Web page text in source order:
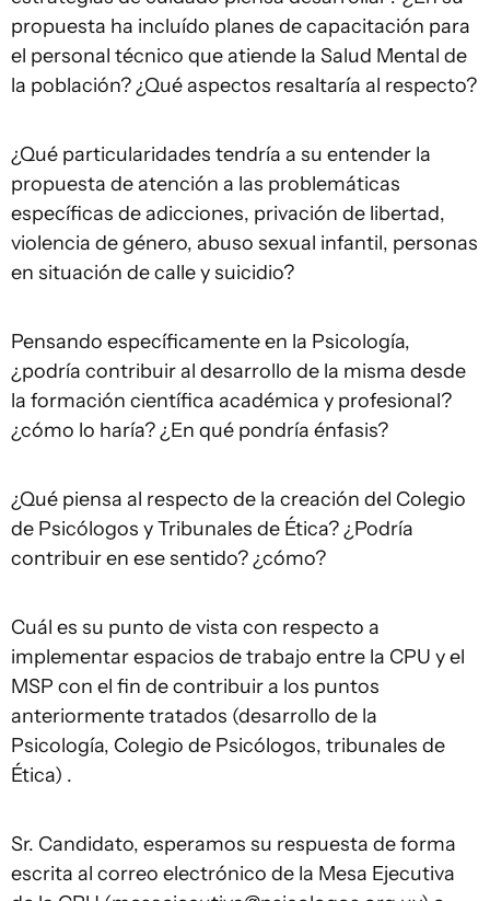
propuesta ha incluído planes de capacitación para
el personal técnico que atiende la Salud Mental de
la población? ¿Qué aspectos resaltaría al respecto?
¿Qué particularidades tendría a su entender la
propuesta de atención a las problemáticas
específicas de adicciones, privación de libertad,
violencia de género, abuso sexual infantil, personas
en situación de calle y suicidio?
Pensando específicamente en la Psicología,
¿podría contribuir al desarrollo de la misma desde
la formación científica académica y profesional?
¿cómo lo haría? ¿En qué pondría énfasis?
¿Qué piensa al respecto de la creación del Colegio
de Psicólogos y Tribunales de Ética? ¿Podría
contribuir en ese sentido? ¿cómo?
Cuál es su punto de vista con respecto a
implementar espacios de trabajo entre la CPU y el
MSP con el fin de contribuir a los puntos
anteriormente tratados (desarrollo de la
Psicología, Colegio de Psicólogos, tribunales de
Ética) .
Sr. Candidato, esperamos su respuesta de forma
escrita al correo electrónico de la Mesa Ejecutiva